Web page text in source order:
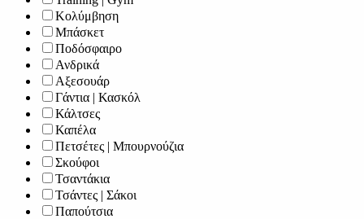
Κολύμβηση
Μπάσκετ
Ποδόσφαιρο
Ανδρικά
Αξεσουάρ
Γάντια | Κασκόλ
Κάλτσες
Καπέλα
Πετσέτες | Μπουρνούζια
Σκούφοι
Τσαντάκια
Τσάντες | Σάκοι
Παπούτσια